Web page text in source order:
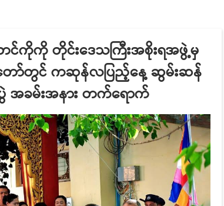
တင်ကိုကို တိုင်းဒေသကြီးအစိုးရအဖွဲ့မှ
ော်တွင် ကဆုန်လပြည့်နေ့ ဆွမ်းဆန်
အခမ်းအနား တက်ရောက်